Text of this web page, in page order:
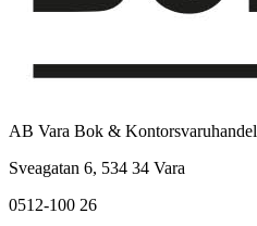
AB Vara Bok & Kontorsvaruhandel
Sveagatan 6, 534 34 Vara
0512-100 26